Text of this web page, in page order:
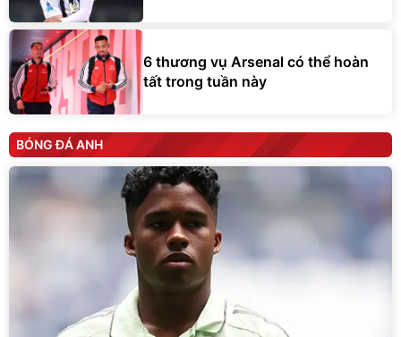
6 thương vụ Arsenal có thể hoàn
tất trong tuần này
BÓNG ĐÁ ANH